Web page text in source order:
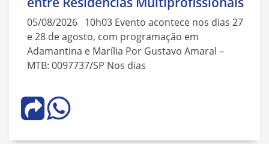
05/08/2026 10h03 Evento acontece nos dias 27
e 28 de agosto, com programação em
Adamantina e Marília Por Gustavo Amaral –
MTB: 0097737/SP Nos dias